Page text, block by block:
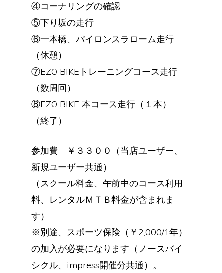
④コーナリングの確認
⑤下り坂の走行
⑥一本橋、パイロンスラローム走行
（休憩）
⑦EZO BIKEトレーニングコース走行
（数周回）
⑧EZO BIKE 本コース走行（１本）
（終了）
参加費 ￥３３００（当店ユーザー、
新規ユーザー共通）
（スクール料金、午前中のコース利用
料、レンタルＭＴＢ料金が含まれま
す）
※別途、スポーツ保険（￥2,000/1年）
の加入が必要になります（ノースバイ
シクル、impress開催分共通）。